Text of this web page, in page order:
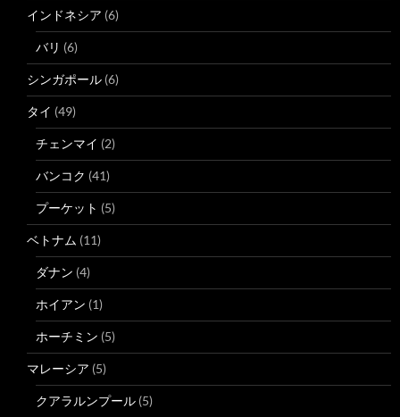
インドネシア (6)
バリ (6)
シンガポール (6)
タイ (49)
チェンマイ (2)
バンコク (41)
プーケット (5)
ベトナム (11)
ダナン (4)
ホイアン (1)
ホーチミン (5)
マレーシア (5)
クアラルンプール (5)